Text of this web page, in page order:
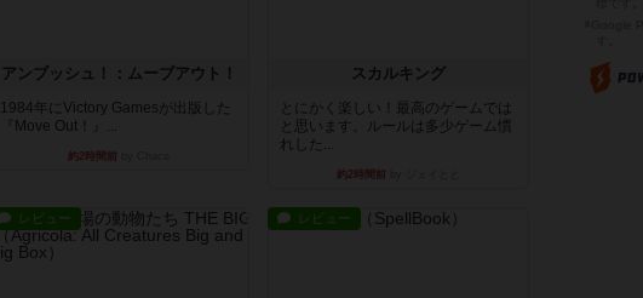
アンブッシュ！：ムーブアウト！
1984年にVictory Gamesが出版した
『Move Out！』...
約2時間前
スカルキング
とにかく楽しい！最高のゲームでは
と思います。ルールは多少ゲーム慣
れした...
約2時間前
レビュー レビュー